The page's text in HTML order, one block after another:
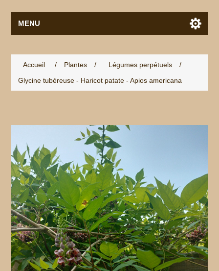
MENU
Accueil / Plantes / Légumes perpétuels
/
Glycine tubéreuse - Haricot patate - Apios americana